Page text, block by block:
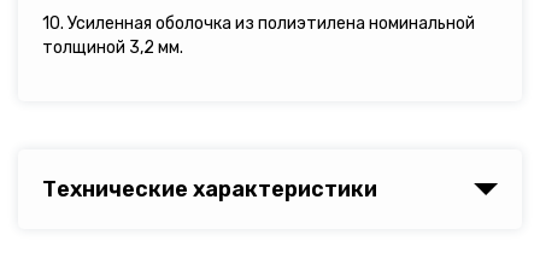
10. Усиленная оболочка из полиэтилена номинальной
толщиной 3,2 мм.
Технические характеристики